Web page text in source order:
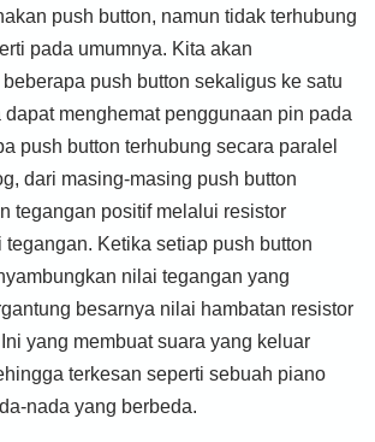
push button, namun tidak terhubung
pada umumnya. Kita akan
push button sekaligus ke satu
menghemat penggunaan pin pada
push button terhubung secara paralel
dari masing-masing push button
tegangan positif melalui resistor
Ketika setiap push button
nilai tegangan yang
besarnya nilai hambatan resistor
yang membuat suara yang keluar
terkesan seperti sebuah piano
nada yang berbeda.